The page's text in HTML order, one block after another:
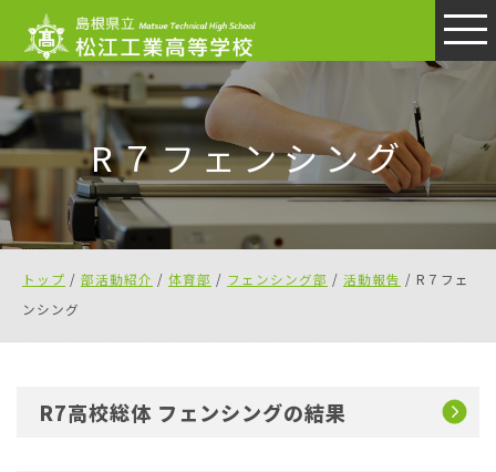
このページの本文へ
R７フェンシング
現
在
の
トップ / 部活動紹介 / 体育部 / フェンシング部 / 活動報告 / R７フェ
ンシング
R7高校総体 フェンシングの結果